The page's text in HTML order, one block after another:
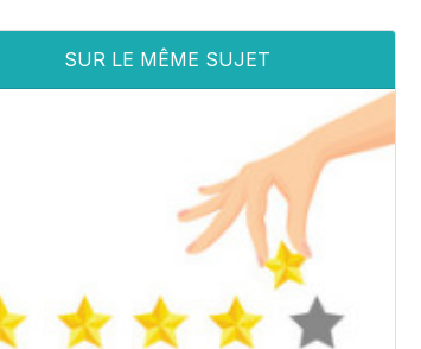
SUR LE MÊME SUJET